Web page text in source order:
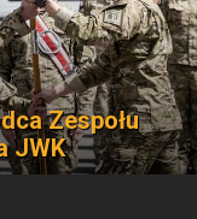
Zespołu
JWK